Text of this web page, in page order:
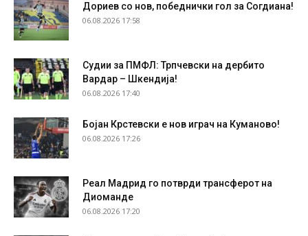
Дориев со нов, победнички гол за Согдиана!
06.08.2026 17:58
Судии за ПМФЛ: Трпчевски на дербито
Вардар – Шкендија!
06.08.2026 17:40
Бојан Крстевски е нов играч на Куманово!
06.08.2026 17:26
Реал Мадрид го потврди трансферот на
Диоманде
06.08.2026 17:20